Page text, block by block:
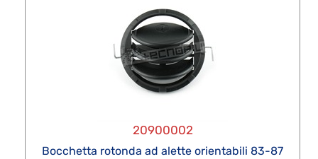
20900002
Bocchetta rotonda ad alette orientabili 83-87